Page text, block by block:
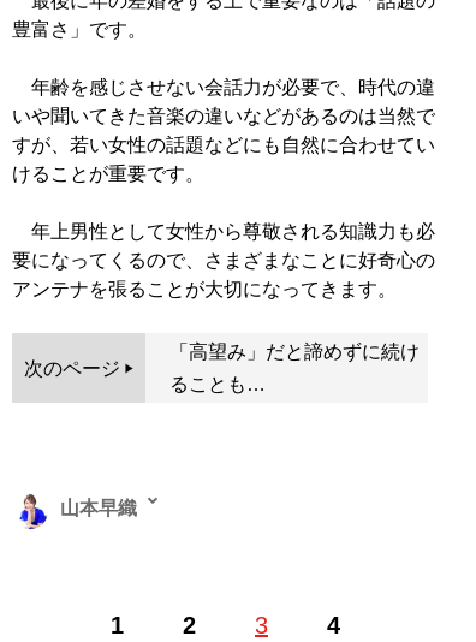
豊富さ」です。
年齢を感じさせない会話力が必要で、時代の違
いや聞いてきた音楽の違いなどがあるのは当然で
すが、若い女性の話題などにも自然に合わせてい
けることが重要です。
年上男性として女性から尊敬される知識力も必
要になってくるので、さまざまなことに好奇心の
アンテナを張ることが大切になってきます。
次のページ
「高望み」だと諦めずに続け
ることも…
1 2 3 4
山本早織
経て、現在は恋愛コンサルタントとして結婚したい男女